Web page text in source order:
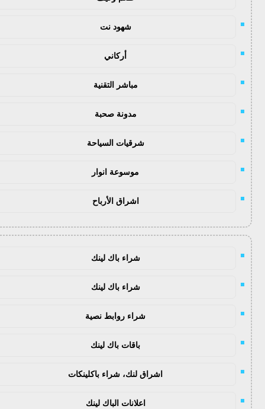
شهود نت
أركاني
مباشر التقنية
مدونة صحبة
شرقيات السياحة
موسوعة انوار
اشراق الأرباح
شراء باك لينك
شراء باك لينك
شراء روابط نصية
باقات باك لينك
اشراق لنك، شراء باكلينكات
اعلانات الباك لينك